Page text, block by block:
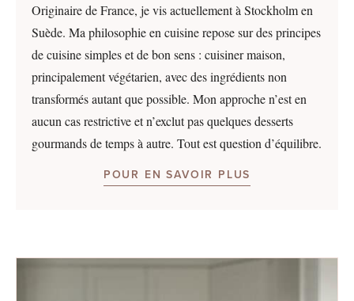
Originaire de France, je vis actuellement à Stockholm en
Suède. Ma philosophie en cuisine repose sur des principes
de cuisine simples et de bon sens : cuisiner maison,
principalement végétarien, avec des ingrédients non
transformés autant que possible. Mon approche n’est en
aucun cas restrictive et n’exclut pas quelques desserts
gourmands de temps à autre. Tout est question d’équilibre.
POUR EN SAVOIR PLUS